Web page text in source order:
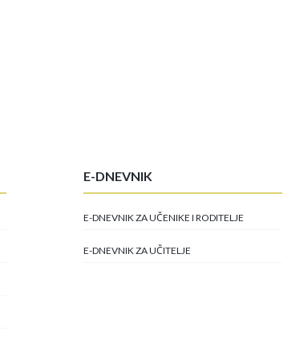
E-DNEVNIK
E-DNEVNIK ZA UČENIKE I RODITELJE
E-DNEVNIK ZA UČITELJE